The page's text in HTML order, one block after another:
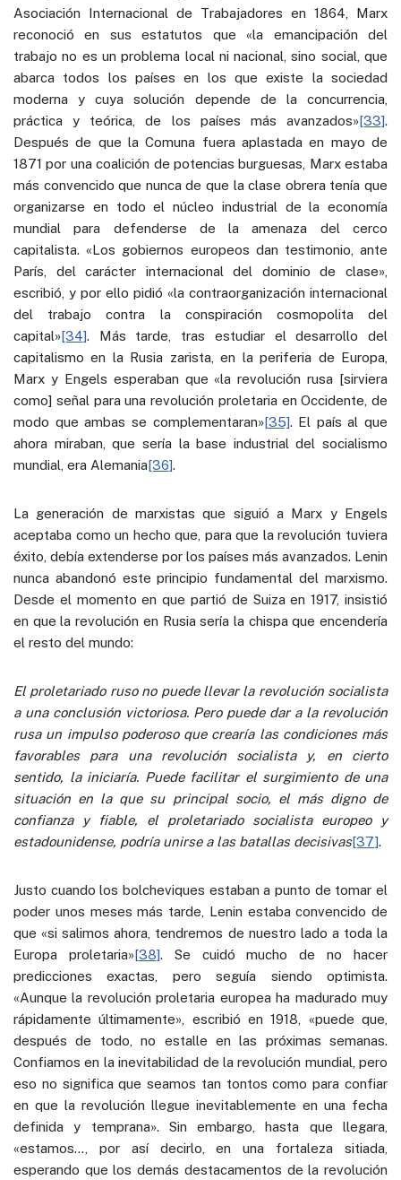
Asociación Internacional de Trabajadores en 1864, Marx
reconoció en sus estatutos que «la emancipación del
trabajo no es un problema local ni nacional, sino social, que
abarca todos los países en los que existe la sociedad
moderna y cuya solución depende de la concurrencia,
práctica y teórica, de los países más avanzados»[33].
Después de que la Comuna fuera aplastada en mayo de
1871 por una coalición de potencias burguesas, Marx estaba
más convencido que nunca de que la clase obrera tenía que
organizarse en todo el núcleo industrial de la economía
mundial para defenderse de la amenaza del cerco
capitalista. «Los gobiernos europeos dan testimonio, ante
París, del carácter internacional del dominio de clase»,
escribió, y por ello pidió «la contraorganización internacional
del trabajo contra la conspiración cosmopolita del
capital»[34]. Más tarde, tras estudiar el desarrollo del
capitalismo en la Rusia zarista, en la periferia de Europa,
Marx y Engels esperaban que «la revolución rusa [sirviera
como] señal para una revolución proletaria en Occidente, de
modo que ambas se complementaran»[35]. El país al que
ahora miraban, que sería la base industrial del socialismo
mundial, era Alemania[36].
La generación de marxistas que siguió a Marx y Engels
aceptaba como un hecho que, para que la revolución tuviera
éxito, debía extenderse por los países más avanzados. Lenin
nunca abandonó este principio fundamental del marxismo.
Desde el momento en que partió de Suiza en 1917, insistió
en que la revolución en Rusia sería la chispa que encendería
el resto del mundo:
El proletariado ruso no puede llevar la revolución socialista
a una conclusión victoriosa. Pero puede dar a la revolución
rusa un impulso poderoso que crearía las condiciones más
favorables para una revolución socialista y, en cierto
sentido, la iniciaría. Puede facilitar el surgimiento de una
situación en la que su principal socio, el más digno de
confianza y fiable, el proletariado socialista europeo y
estadounidense, podría unirse a las batallas decisivas[37].
Justo cuando los bolcheviques estaban a punto de tomar el
poder unos meses más tarde, Lenin estaba convencido de
que «si salimos ahora, tendremos de nuestro lado a toda la
Europa proletaria»[38]. Se cuidó mucho de no hacer
predicciones exactas, pero seguía siendo optimista.
«Aunque la revolución proletaria europea ha madurado muy
rápidamente últimamente», escribió en 1918, «puede que,
después de todo, no estalle en las próximas semanas.
Confiamos en la inevitabilidad de la revolución mundial, pero
eso no significa que seamos tan tontos como para confiar
en que la revolución llegue inevitablemente en una fecha
definida y temprana». Sin embargo, hasta que llegara,
«estamos…, por así decirlo, en una fortaleza sitiada,
esperando que los demás destacamentos de la revolución